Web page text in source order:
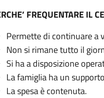
FREQUENTARE IL
Permette di continuare a
Non si rimane tutto il
Si ha a disposizione
La famiglia ha un
La spesa è contenuta.